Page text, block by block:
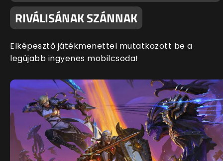
RIVÁLISÁNAK SZÁNNAK
Elképesztő játékmenettel mutatkozott be a
legújabb ingyenes mobilcsoda!